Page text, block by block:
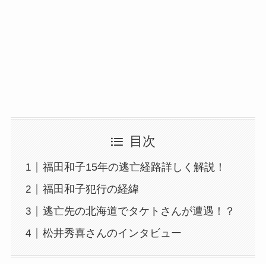
目次
福田和子15年の逃亡経路詳しく解説！
福田和子犯行の経緯
逃亡先の北海道でタケトさんが遭遇！？
松井秀喜さんのインタビュー